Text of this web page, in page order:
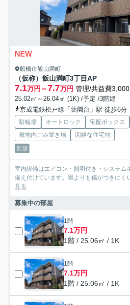
NEW
船橋市飯山満町
（仮称）飯山満町3丁目AP
7.1万円～7.7万円 管理/共益費3,000
25.02㎡～26.04㎡ (1K) /予定 /3階建
京成電鉄松戸線「薬園台」駅 徒歩6分
駐輪場 オートロック 宅配ボックス
敷地内ごみ置き場
閑静な住宅地
新築
室内設備はエアコン・照明付き・システム
備え付けています。畳よりも傷がつきにく
見る
募集中の部屋
1階
7.1万円
1階 / 25.06㎡ / 1K
1階
7.1万円
1階 / 25.06㎡ / 1K